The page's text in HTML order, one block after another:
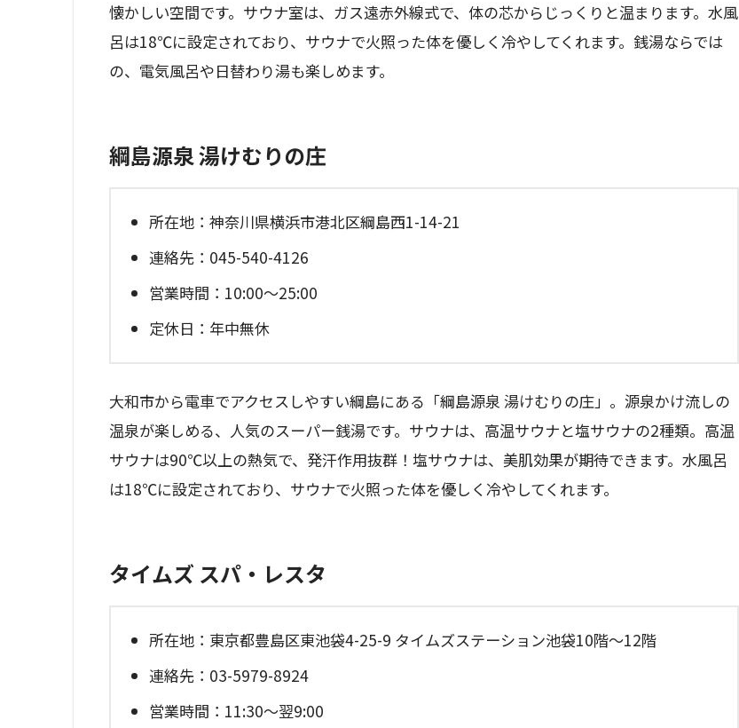
懐かしい空間です。サウナ室は、ガス遠赤外線式で、体の芯からじっくりと温まります。水風
呂は18℃に設定されており、サウナで火照った体を優しく冷やしてくれます。銭湯ならでは
の、電気風呂や日替わり湯も楽しめます。
綱島源泉 湯けむりの庄
所在地：神奈川県横浜市港北区綱島西1-14-21
連絡先：045-540-4126
営業時間：10:00～25:00
定休日：年中無休
大和市から電車でアクセスしやすい綱島にある「綱島源泉 湯けむりの庄」。源泉かけ流しの
温泉が楽しめる、人気のスーパー銭湯です。サウナは、高温サウナと塩サウナの2種類。高温
サウナは90℃以上の熱気で、発汗作用抜群！塩サウナは、美肌効果が期待できます。水風呂
は18℃に設定されており、サウナで火照った体を優しく冷やしてくれます。
タイムズ スパ・レスタ
所在地：東京都豊島区東池袋4-25-9 タイムズステーション池袋10階～12階
連絡先：03-5979-8924
営業時間：11:30～翌9:00